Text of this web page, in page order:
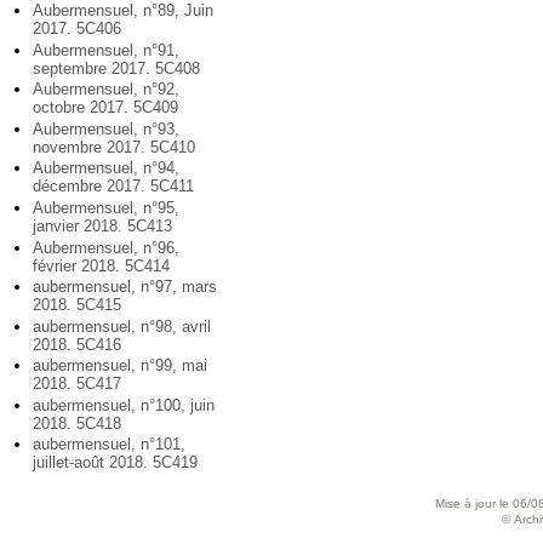
Aubermensuel, n°89, Juin
2017. 5C406
Aubermensuel, n°91,
septembre 2017. 5C408
Aubermensuel, n°92,
octobre 2017. 5C409
Aubermensuel, n°93,
novembre 2017. 5C410
Aubermensuel, n°94,
décembre 2017. 5C411
Aubermensuel, n°95,
janvier 2018. 5C413
Aubermensuel, n°96,
février 2018. 5C414
aubermensuel, n°97, mars
2018. 5C415
aubermensuel, n°98, avril
2018. 5C416
aubermensuel, n°99, mai
2018. 5C417
aubermensuel, n°100, juin
2018. 5C418
aubermensuel, n°101,
juillet-août 2018. 5C419
Mise à jour le 06/
©